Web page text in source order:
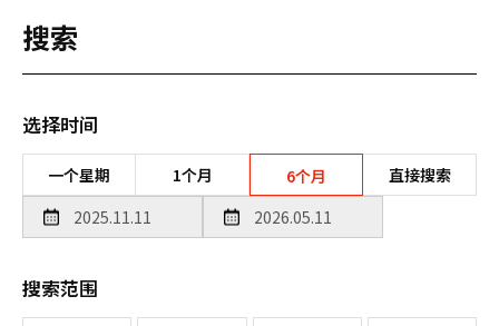
搜索
选择时间
一个星期 1个月 6个月 直接搜索
搜索范围